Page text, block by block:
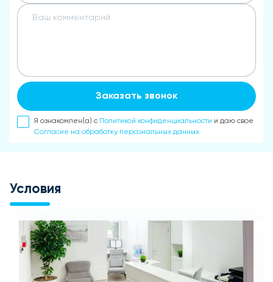
Заказать звонок
Я ознакомлен(а) с Политикой конфиденциальности и даю свое
Согласие на обработку персональных данных
Условия